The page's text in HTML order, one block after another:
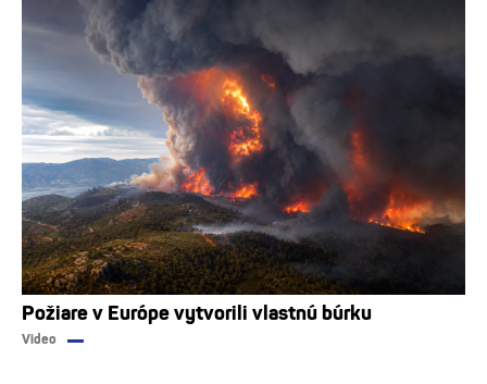
Požiare v Európe vytvorili vlastnú búrku
Video